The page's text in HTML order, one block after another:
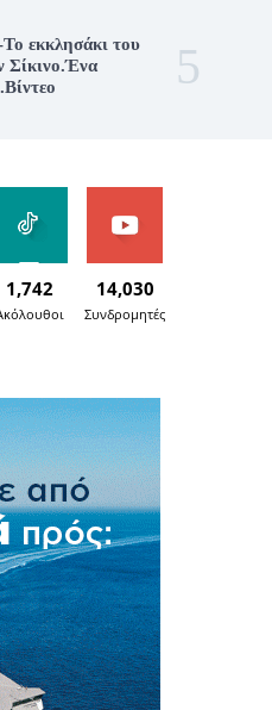
εκκλησάκι του
Σίκινο.Ένα
1,742 14,030
Συνδρομητές